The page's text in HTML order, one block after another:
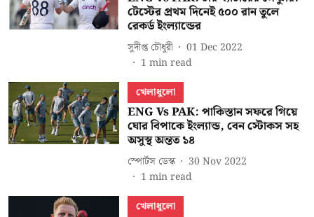
টেস্টের প্রথম দিনেই ৫০০ রান তুলে
রেকর্ড ইংল্যান্ডের
সুদীপ্ত চৌধুরী
01 Dec 2022
1 min read
খেলাধুলো
ENG Vs PAK: পাকিস্তান সফরে গিয়ে
ঘোর বিপাকে ইংল্যান্ড, বেন স্টোকস সহ
অসুস্থ অন্তত ১৪
স্পোর্টস ডেস্ক
30 Nov 2022
1 min read
খেলাধুলো